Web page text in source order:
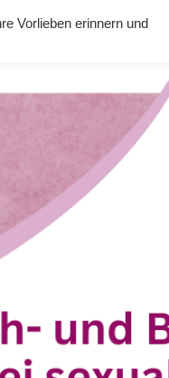
Vorlieben erinnern und